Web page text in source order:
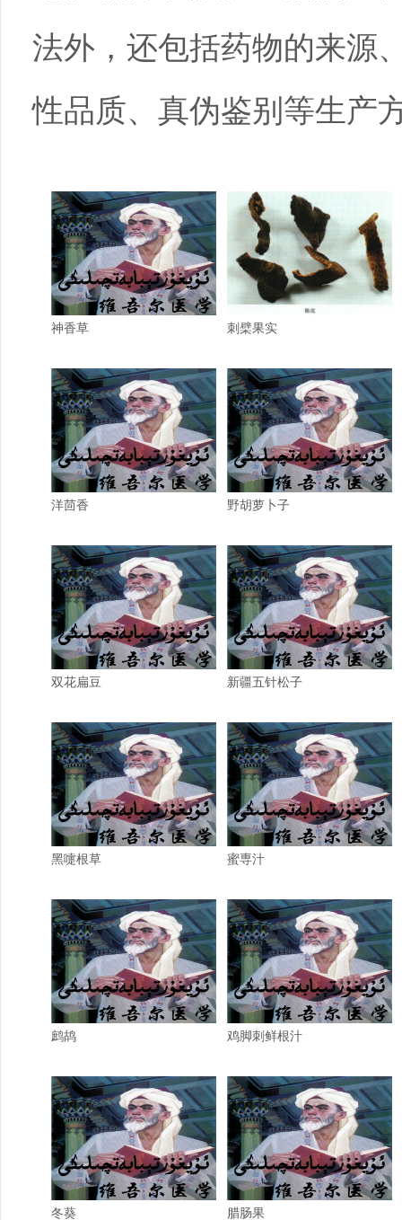
法外，还包括药物的来源
性品质、真伪鉴别等生产
神香草 刺檗果实
洋茴香 野胡萝卜子
双花扁豆 新疆五针松子
黑嚏根草 蜜専汁
鹧鸪 鸡脚刺鲜根汁
冬葵 腊肠果